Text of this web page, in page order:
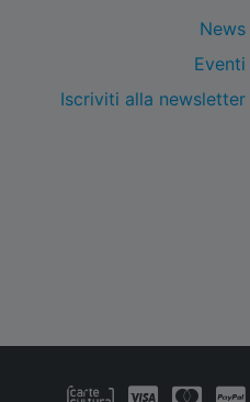
News
Eventi
Iscriviti alla newsletter